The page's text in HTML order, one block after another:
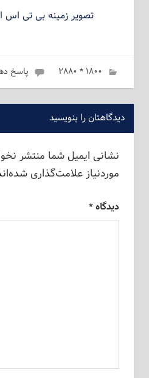
ژانویه 6, 2023
admin
۱۸۰۰ * ۲۸۸۰ پاسخ
دیدگاهتان را بنویسید
نشانی ایمیل شما منتشر
موردنیاز علامت‌گذاری
دیدگاه*